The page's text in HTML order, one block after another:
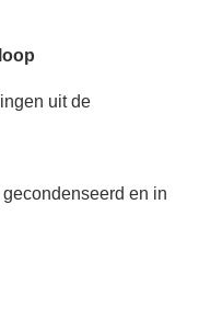
uit de
en in